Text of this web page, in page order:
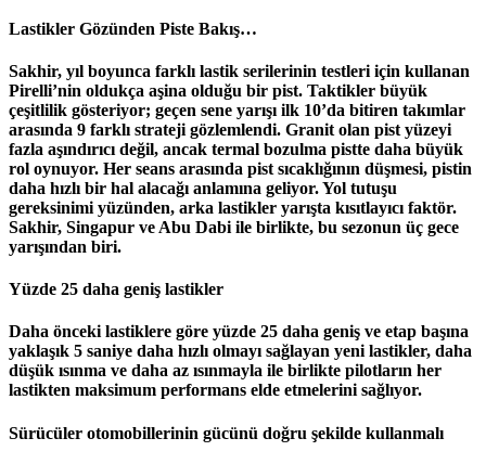
Lastikler Gözünden Piste Bakış…
Sakhir, yıl boyunca farklı lastik serilerinin testleri için kullanan
Pirelli’nin oldukça aşina olduğu bir pist. Taktikler büyük
çeşitlilik gösteriyor; geçen sene yarışı ilk 10’da bitiren takımlar
arasında 9 farklı strateji gözlemlendi. Granit olan pist yüzeyi
fazla aşındırıcı değil, ancak termal bozulma pistte daha büyük
rol oynuyor. Her seans arasında pist sıcaklığının düşmesi, pistin
daha hızlı bir hal alacağı anlamına geliyor. Yol tutuşu
gereksinimi yüzünden, arka lastikler yarışta kısıtlayıcı faktör.
Sakhir, Singapur ve Abu Dabi ile birlikte, bu sezonun üç gece
yarışından biri.
Yüzde 25 daha geniş lastikler
Daha önceki lastiklere göre yüzde 25 daha geniş ve etap başına
yaklaşık 5 saniye daha hızlı olmayı sağlayan yeni lastikler, daha
düşük ısınma ve daha az ısınmayla ile birlikte pilotların her
lastikten maksimum performans elde etmelerini sağlıyor.
Sürücüler otomobillerinin gücünü doğru şekilde kullanmalı